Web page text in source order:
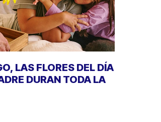
LAS FLORES DEL DÍA
DURAN TODA LA